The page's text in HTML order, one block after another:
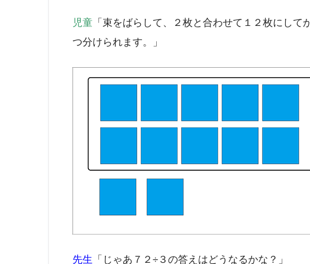
児童 「束をばらして、２枚と合わせて１２枚にし
つ分けられます。」
先生 「じゃあ７２÷３の答えはどうなるかな？」